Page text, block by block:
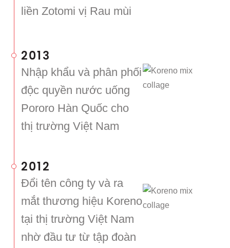
liền Zotomi vị Rau mùi
2013
Nhập khẩu và phân phối
độc quyền nước uống
Pororo Hàn Quốc cho
thị trường Việt Nam
2012
Đổi tên công ty và ra
mắt thương hiệu Koreno
tại thị trường Việt Nam
nhờ đầu tư từ tập đoàn